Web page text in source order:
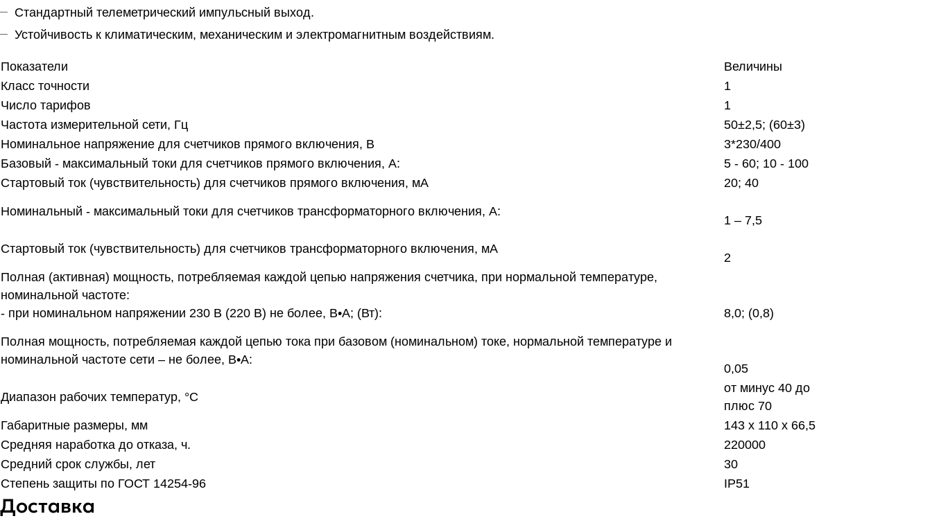
Стандартный телеметрический импульсный выход.
Устойчивость к климатическим, механическим и электромагнитным воздействиям.
Показатели
Величины
Класс точности
1
Число тарифов
1
Частота измерительной сети, Гц
50±2,5; (60±3)
Номинальное напряжение для счетчиков прямого включения, В
3*230/400
Базовый - максимальный токи для счетчиков прямого включения, А:
5 - 60; 10 - 100
Стартовый ток (чувствительность) для счетчиков прямого включения, мА
20; 40
Номинальный - максимальный токи для счетчиков трансформаторного включения, А:
1 – 7,5
Стартовый ток (чувствительность) для счетчиков трансформаторного включения, мА
2
Полная (активная) мощность, потребляемая каждой цепью напряжения счетчика, при нормальной температуре,
номинальной частоте:
- при номинальном напряжении 230 В (220 В) не более, В•А; (Вт):
8,0; (0,8)
Полная мощность, потребляемая каждой цепью тока при базовом (номинальном) токе, нормальной температуре и
номинальной частоте сети – не более, В•А:
0,05
Диапазон рабочих температур, °С
от минус 40 до
плюс 70
Габаритные размеры, мм
143 x 110 x 66,5
Средняя наработка до отказа, ч.
220000
Средний срок службы, лет
30
Степень защиты по ГОСТ 14254-96
IP51
Доставка